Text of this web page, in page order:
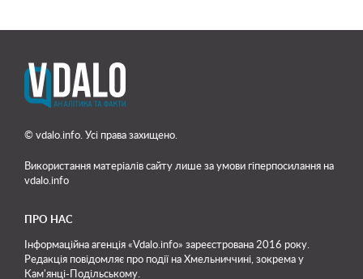
© vdalo.info. Усі права захищено.
Використання матеріалів сайту лише за умови гіперпосилання на
vdalo.info
ПРО НАС
Інформаційна агенція «Vdalo.info» зареєстрована 2016 року.
Редакція повідомляє про події на Хмельниччині, зокрема у
Кам'янці-Подільському.